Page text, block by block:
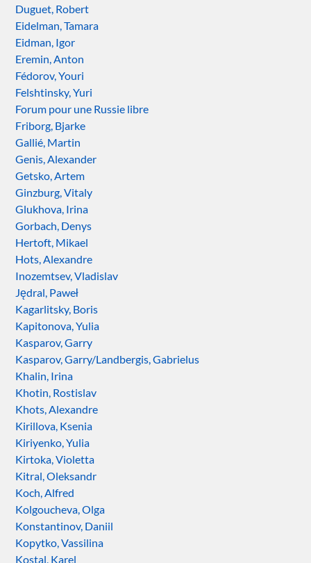
Duguet, Robert
Eidelman, Tamara
Eidman, Igor
Eremin, Anton
Fédorov, Youri
Felshtinsky, Yuri
Forum pour une Russie libre
Friborg, Bjarke
Gallié, Martin
Genis, Alexander
Getsko, Artem
Ginzburg, Vitaly
Glukhova, Irina
Gorbach, Denys
Hertoft, Mikael
Hots, Alexandre
Inozemtsev, Vladislav
Jędral, Paweł
Kagarlitsky, Boris
Kapitonova, Yulia
Kasparov, Garry
Kasparov, Garry/Landbergis, Gabrielus
Khalin, Irina
Khotin, Rostislav
Khots, Alexandre
Kirillova, Ksenia
Kiriyenko, Yulia
Kirtoka, Violetta
Kitral, Oleksandr
Koch, Alfred
Kolgoucheva, Olga
Konstantinov, Daniil
Kopytko, Vassilina
Kostal, Karel